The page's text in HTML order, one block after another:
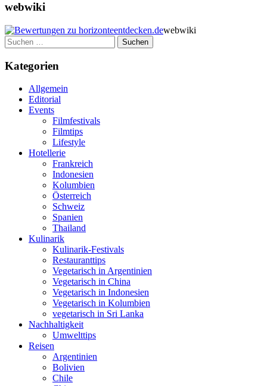
webwiki
webwiki
Suchen
nach:
Kategorien
Allgemein
Editorial
Events
Filmfestivals
Filmtips
Lifestyle
Hotellerie
Frankreich
Indonesien
Kolumbien
Österreich
Schweiz
Spanien
Thailand
Kulinarik
Kulinarik-Festivals
Restauranttips
Vegetarisch in Argentinien
Vegetarisch in China
Vegetarisch in Indonesien
Vegetarisch in Kolumbien
vegetarisch in Sri Lanka
Nachhaltigkeit
Umwelttips
Reisen
Argentinien
Bolivien
Chile